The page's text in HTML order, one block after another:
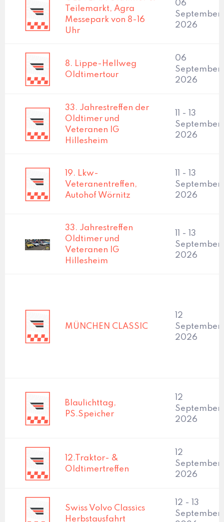
Teilemarkt, Agra
Messepark von 8-16
Uhr
06
September,
2026
8. Lippe-Hellweg
Oldtimertour
06
September,
2026
33. Jahrestreffen der
Oldtimer und
Veteranen IG
Hillesheim
11 - 13
September
2026
19. Lkw-
Veteranentreffen,
Autohof Wörnitz
11 - 13
September
2026
33. Jahrestreffen
Oldtimer und
Veteranen IG
Hillesheim
11 - 13
September
2026
MÜNCHEN CLASSIC
12
September,
2026
Blaulichttag,
PS.Speicher
12
September,
2026
12.Traktor- &
Oldtimertreffen
12
September,
2026
Swiss Volvo Classics
Herbstausfahrt
12 - 13
September